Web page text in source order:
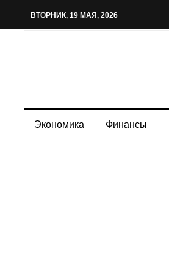
ВТОРНИК, 19 МАЯ, 2026
Экономика Финансы